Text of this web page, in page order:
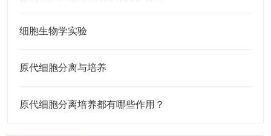
细胞生物学实验
原代细胞分离与培养
原代细胞分离培养都有哪些作用？